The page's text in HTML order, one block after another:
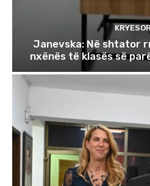
Janevska: Në shtator
nxënës të klasës së